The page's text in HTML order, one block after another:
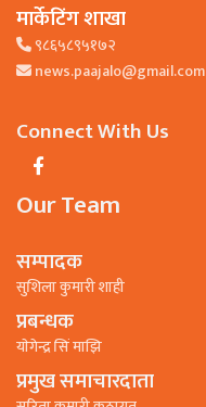
मार्केटिंग शाखा
९८६५८९५१७२
news.paajalo@gmail.com
Connect With Us
Our Team
सम्पादक
सुशिला कुमारी शाही
प्रबन्धक
याेगेन्द्र सिं माझि
प्रमुख समाचारदाता